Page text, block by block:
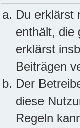
Du erklärst
enthält, die
erklärst
Beiträgen
Der
diese
Regeln